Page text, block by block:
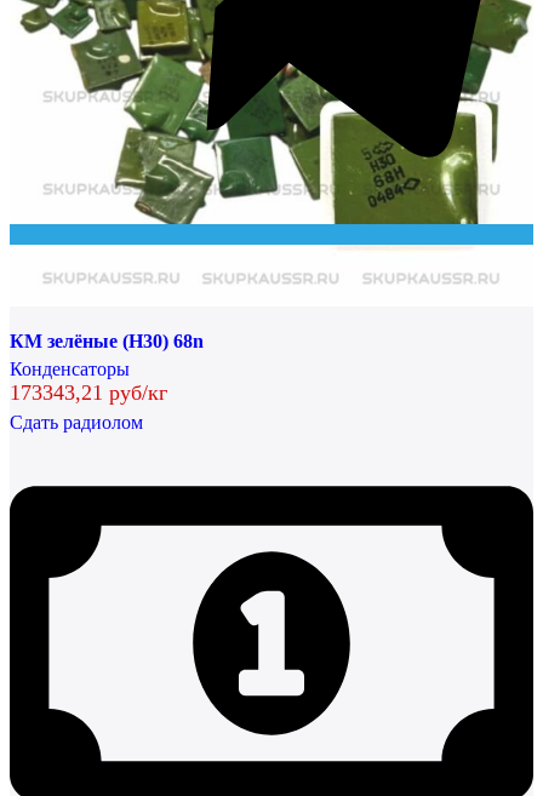
КМ зелёные (Н30) 68n
Конденсаторы
173343,21 руб/кг
Сдать радиолом